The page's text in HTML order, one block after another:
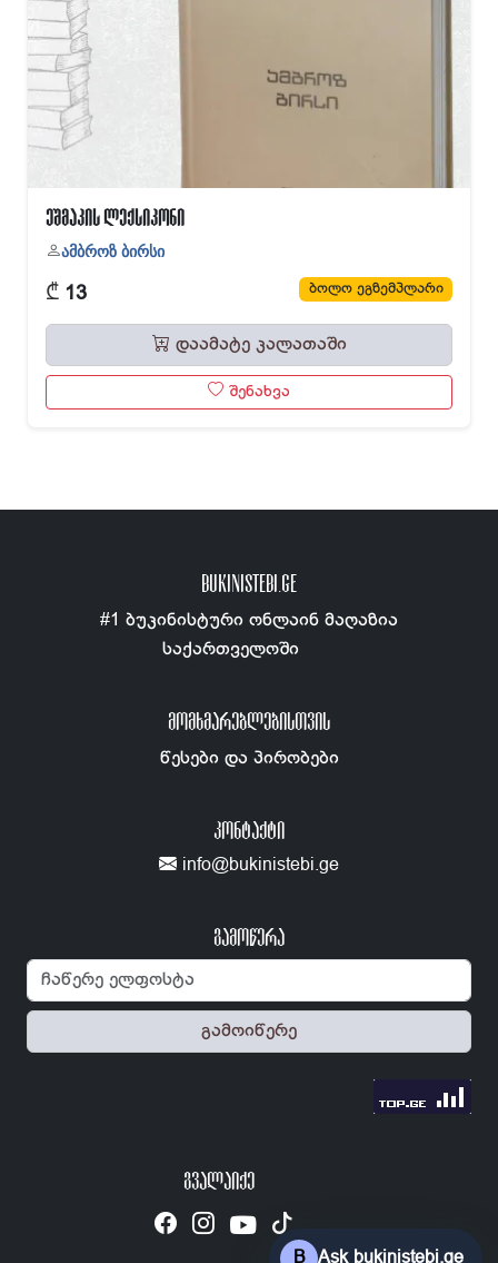
ეშმაკის ლექსიკონი
ამბროზ ბირსი
₾ 13 ბოლო ეგზემპლარი
დაამატე კალათაში
შენახვა
BUKINISTEBI.GE
#1 ბუკინისტური ონლაინ მაღაზია
საქართველოში
ᲛᲝᲛᲮᲛᲐᲠᲔᲑᲚᲔᲑᲘᲡᲗᲕᲘᲡ
წესები და პირობები
ᲙᲝᲜᲢᲐᲥᲢᲘ
info@bukinistebi.ge
გამოწერა
გამოიწერე
ᲒᲕᲐᲚᲐᲘᲥᲔ
B Ask bukinistebi.ge